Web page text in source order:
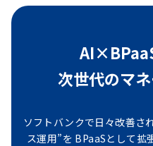
次世代のマ
ソフトバンクで日々改善さ
ス運用”を BPaaSとして拡